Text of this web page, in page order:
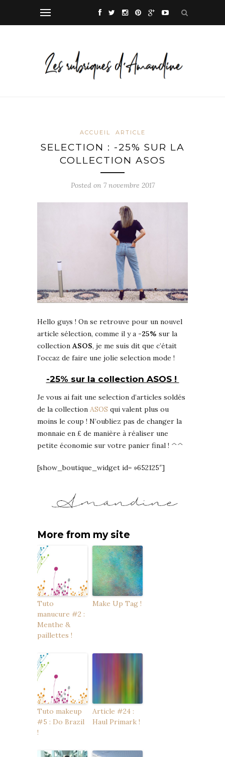
ACCUEIL ARTICLE
SELECTION : -25% SUR LA
COLLECTION ASOS
Posted on 7 novembre 2017
Hello guys ! On se retrouve pour un nouvel
article sélection, comme il y a -25% sur la
collection ASOS, je me suis dit que c’était
l’occaz de faire une jolie selection mode !
-25% sur la collection ASOS !
Je vous ai fait une selection d’articles soldés
de la collection ASOS qui valent plus ou
moins le coup ! N’oubliez pas de changer la
monnaie en £ de manière à réaliser une
petite économie sur votre panier final ! ^^
[show_boutique_widget id= »652125″]
More from my site
Tuto
manucure #2 :
Menthe &
paillettes !
Make Up Tag !
Tuto makeup
#5 : Do Brazil
!
Article #24 :
Haul Primark !